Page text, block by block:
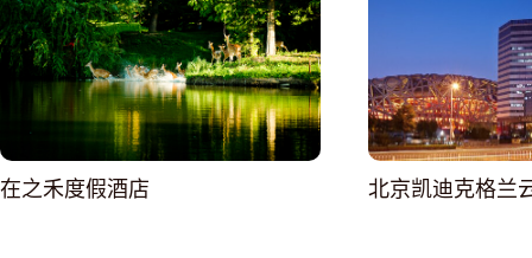
在之禾度假酒店 北京凯迪克格兰